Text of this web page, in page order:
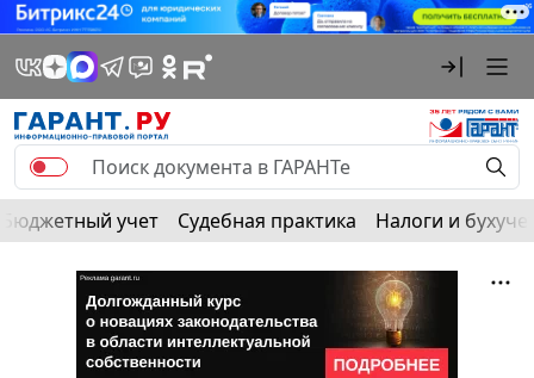
Бюджетный учет Судебная практика Налоги и